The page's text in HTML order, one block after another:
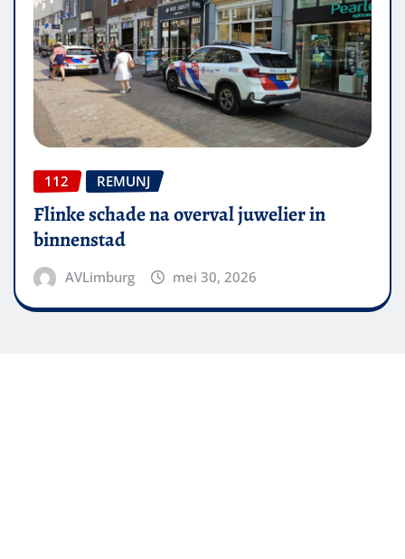
112 REMUNJ
Flinke schade na overval juwelier in
binnenstad
AVLimburg mei 30, 2026